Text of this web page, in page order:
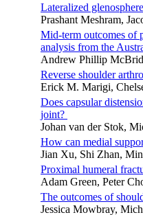
Lateralized
Prashant Meshram,
Mid-term outcomes of
analysis from the
Andrew Phillip
Reverse shoulder
Erick M. Marigi,
Does capsular
joint?
Johan van der Stok,
How can medial
Jian Xu, Shi Zhan,
Proximal humeral
Adam Green, Peter
The outcomes of
Jessica Mowbray,